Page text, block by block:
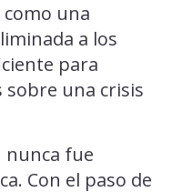
una
a los
para
sobre una crisis
nunca fue
Con el paso de